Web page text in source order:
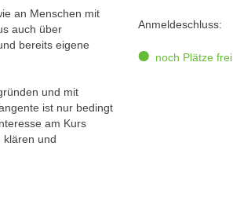
an Menschen mit
auch über
bereits eigene
und mit
ist nur bedingt
am Kurs
klären und
Anmeldeschluss:
noch Plätze frei